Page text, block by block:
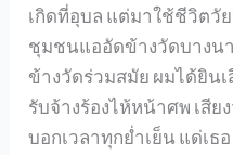
เกิดที่อุบล แต่มาใช้ชีวิตวั
ชุมชนแออัดข้างวัดบางน
ข้างวัดร่วมสมัย ผมได้ยินเ
รับจ้างร้องไห้หน้าศพ เสี
บอกเวลาทุกย่ำเย็น แด่เ